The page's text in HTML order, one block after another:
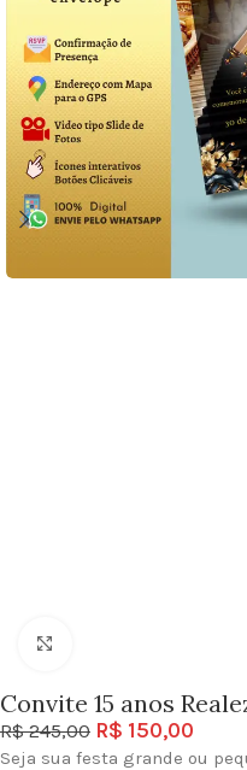
Convite 15 anos
R$245,00 R$ 150,00
Seja sua festa grande ou